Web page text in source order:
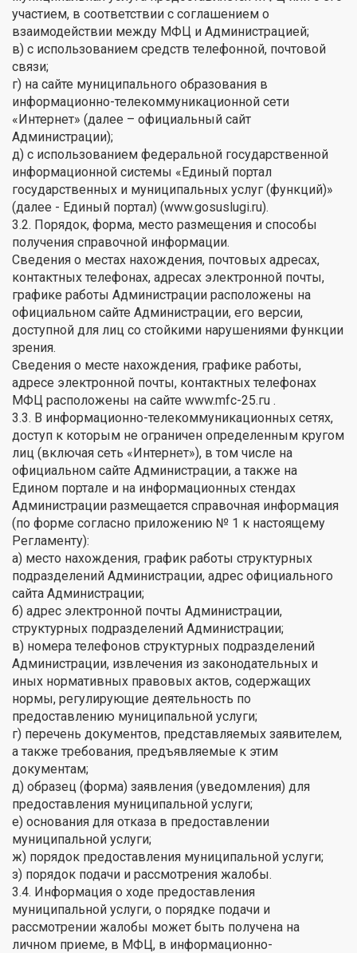
участием, в соответствии с соглашением о
взаимодействии между МФЦ и Администрацией;
в) с использованием средств телефонной, почтовой
связи;
г) на сайте муниципального образования в
информационно-телекоммуникационной сети
«Интернет» (далее – официальный сайт
Администрации);
д) с использованием федеральной государственной
информационной системы «Единый портал
государственных и муниципальных услуг (функций)»
(далее - Единый портал) (www.gosuslugi.ru).
3.2. Порядок, форма, место размещения и способы
получения справочной информации.
Сведения о местах нахождения, почтовых адресах,
контактных телефонах, адресах электронной почты,
графике работы Администрации расположены на
официальном сайте Администрации, его версии,
доступной для лиц со стойкими нарушениями функции
зрения.
Сведения о месте нахождения, графике работы,
адресе электронной почты, контактных телефонах
МФЦ расположены на сайте www.mfc-25.гu .
3.3. В информационно-телекоммуникационных сетях,
доступ к которым не ограничен определенным кругом
лиц (включая сеть «Интернет»), в том числе на
официальном сайте Администрации, а также на
Едином портале и на информационных стендах
Администрации размещается справочная информация
(по форме согласно приложению № 1 к настоящему
Регламенту):
а) место нахождения, график работы структурных
подразделений Администрации, адрес официального
сайта Администрации;
б) адрес электронной почты Администрации,
структурных подразделений Администрации;
в) номера телефонов структурных подразделений
Администрации, извлечения из законодательных и
иных нормативных правовых актов, содержащих
нормы, регулирующие деятельность по
предоставлению муниципальной услуги;
г) перечень документов, представляемых заявителем,
а также требования, предъявляемые к этим
документам;
д) образец (форма) заявления (уведомления) для
предоставления муниципальной услуги;
е) основания для отказа в предоставлении
муниципальной услуги;
ж) порядок предоставления муниципальной услуги;
з) порядок подачи и рассмотрения жалобы.
3.4. Информация о ходе предоставления
муниципальной услуги, о порядке подачи и
рассмотрении жалобы может быть получена на
личном приеме, в МФЦ, в информационно-